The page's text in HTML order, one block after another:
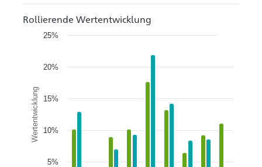
Rollierende Wertentwicklung
Wertentwicklung
5%
10%
15%
20%
25%